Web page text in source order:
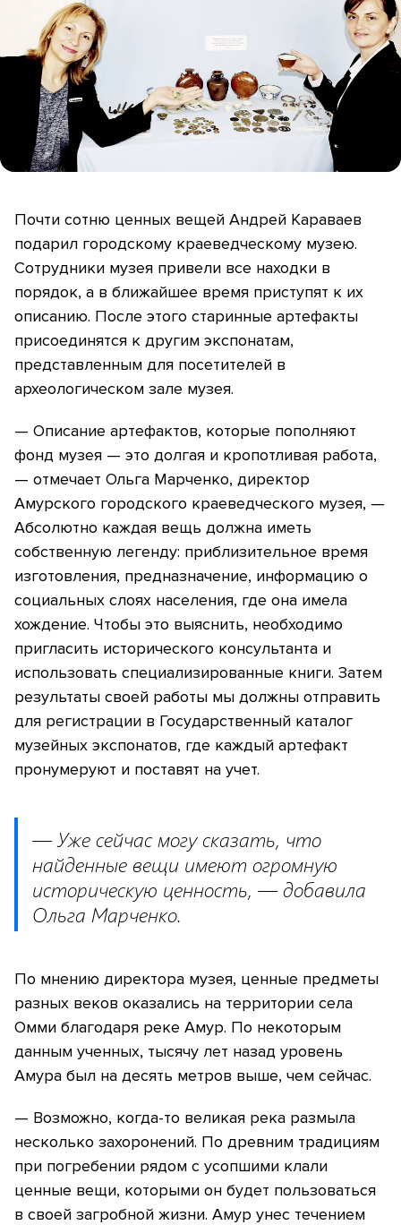
Почти сотню ценных вещей Андрей Караваев
подарил городскому краеведческому музею.
Сотрудники музея привели все находки в
порядок, а в ближайшее время приступят к их
описанию. После этого старинные артефакты
присоединятся к другим экспонатам,
представленным для посетителей в
археологическом зале музея.
— Описание артефактов, которые пополняют
фонд музея — это долгая и кропотливая работа,
— отмечает Ольга Марченко, директор
Амурского городского краеведческого музея, —
Абсолютно каждая вещь должна иметь
собственную легенду: приблизительное время
изготовления, предназначение, информацию о
социальных слоях населения, где она имела
хождение. Чтобы это выяснить, необходимо
пригласить исторического консультанта и
использовать специализированные книги. Затем
результаты своей работы мы должны отправить
для регистрации в Государственный каталог
музейных экспонатов, где каждый артефакт
пронумеруют и поставят на учет.
— Уже сейчас могу сказать, что
найденные вещи имеют огромную
историческую ценность, — добавила
Ольга Марченко.
По мнению директора музея, ценные предметы
разных веков оказались на территории села
Омми благодаря реке Амур. По некоторым
данным ученных, тысячу лет назад уровень
Амура был на десять метров выше, чем сейчас.
— Возможно, когда-то великая река размыла
несколько захоронений. По древним традициям
при погребении рядом с усопшими клали
ценные вещи, которыми он будет пользоваться
в своей загробной жизни. Амур унес течением